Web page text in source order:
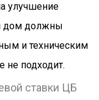
улучшение
дом должны
и техническим
подходит.
ставки ЦБ